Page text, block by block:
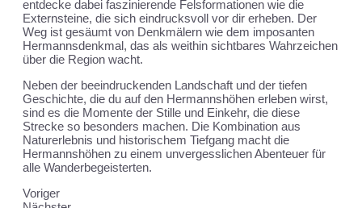
entdecke dabei faszinierende Felsformationen wie die
Externsteine, die sich eindrucksvoll vor dir erheben. Der
Weg ist gesäumt von Denkmälern wie dem imposanten
Hermannsdenkmal, das als weithin sichtbares Wahrzeichen
über die Region wacht.
Neben der beeindruckenden Landschaft und der tiefen
Geschichte, die du auf den Hermannshöhen erleben wirst,
sind es die Momente der Stille und Einkehr, die diese
Strecke so besonders machen. Die Kombination aus
Naturerlebnis und historischem Tiefgang macht die
Hermannshöhen zu einem unvergesslichen Abenteuer für
alle Wanderbegeisterten.
Voriger